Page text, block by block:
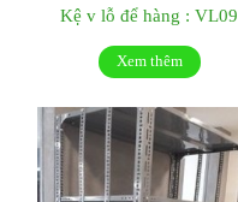
Kệ v lỗ để hàng : VL09
Xem thêm